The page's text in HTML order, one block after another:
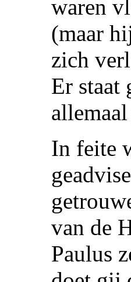
waren
(maar
zich
Er staat
In feite
van de
Paulus